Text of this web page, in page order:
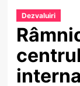
Dezvaluiri